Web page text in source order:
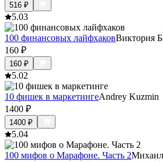
516 ₽
5.03
100 финансовых лайфхаковВиктория
160 ₽
160 ₽
5.02
10 фишек в маркетингеAndrey Kuzmin
1400 ₽
1400 ₽
5.04
100 мифов о Марафоне. Часть 2